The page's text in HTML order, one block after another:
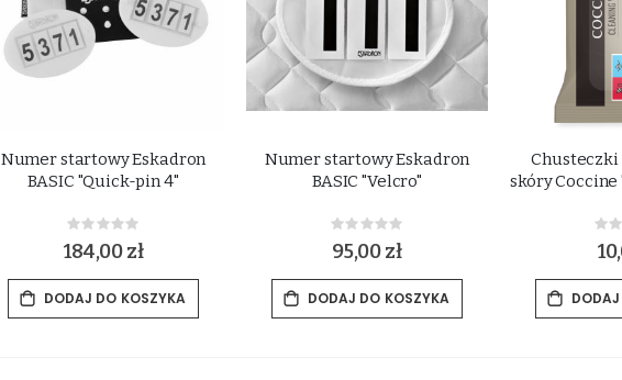
Numer startowy Eskadron
BASIC "Quick-pin 4"
Rating:
0%
184,00 zł
DODAJ DO KOSZYKA
Numer startowy Eskadron
BASIC "Velcro"
Rating:
0%
95,00 zł
DODAJ DO KOSZYKA
Chusteczki
skóry Coccine
0%